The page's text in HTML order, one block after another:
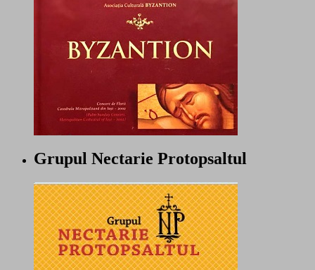
Grupul Nectarie Protopsaltul